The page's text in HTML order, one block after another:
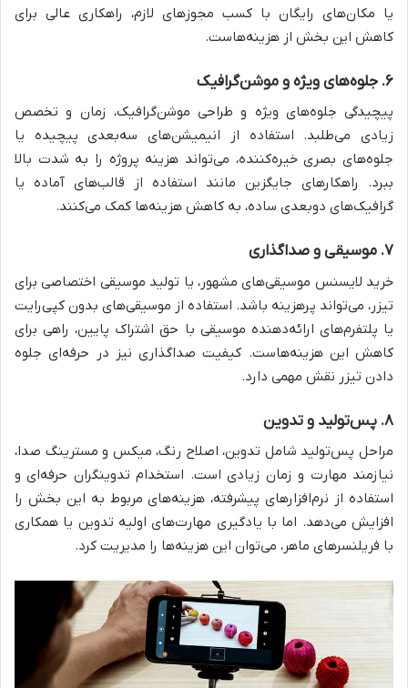
یا مکان‌های رایگان با کسب مجوزهای لازم، راهکاری عالی برای
کاهش این بخش از هزینه‌هاست.
۶. جلوه‌های ویژه و موشن‌گرافیک
پیچیدگی جلوه‌های ویژه و طراحی موشن‌گرافیک، زمان و تخصص
زیادی می‌طلبد. استفاده از انیمیشن‌های سه‌بعدی پیچیده یا
جلوه‌های بصری خیره‌کننده، می‌تواند هزینه پروژه را به شدت بالا
ببرد. راهکارهای جایگزین مانند استفاده از قالب‌های آماده یا
گرافیک‌های دوبعدی ساده، به کاهش هزینه‌ها کمک می‌کنند.
۷. موسیقی و صداگذاری
خرید لایسنس موسیقی‌های مشهور، یا تولید موسیقی اختصاصی برای
تیزر، می‌تواند پرهزینه باشد. استفاده از موسیقی‌های بدون کپی‌رایت
یا پلتفرم‌های ارائه‌دهنده موسیقی با حق اشتراک پایین، راهی برای
کاهش این هزینه‌هاست. کیفیت صداگذاری نیز در حرفه‌ای جلوه
دادن تیزر نقش مهمی دارد.
۸. پس‌تولید و تدوین
مراحل پس‌تولید شامل تدوین، اصلاح رنگ، میکس و مسترینگ صدا،
نیازمند مهارت و زمان زیادی است. استخدام تدوینگران حرفه‌ای و
استفاده از نرم‌افزارهای پیشرفته، هزینه‌های مربوط به این بخش را
افزایش می‌دهد. اما با یادگیری مهارت‌های اولیه تدوین یا همکاری
با فریلنسرهای ماهر، می‌توان این هزینه‌ها را مدیریت کرد.